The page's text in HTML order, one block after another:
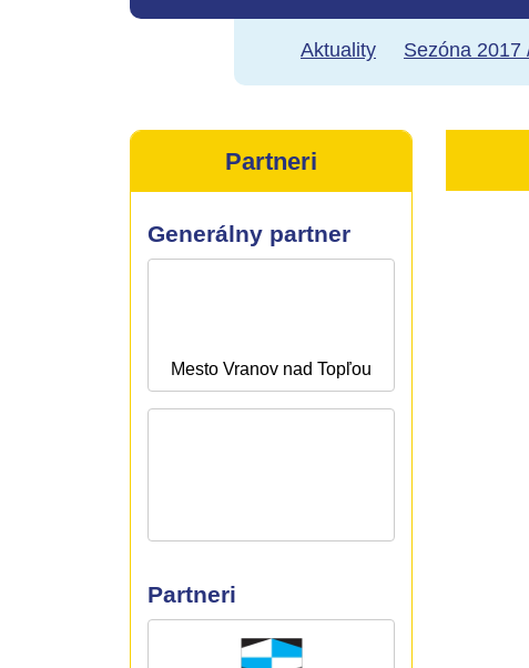
Aktuality Sezóna 2017
Partneri
Generálny partner
Mesto Vranov nad Topľou
Partneri